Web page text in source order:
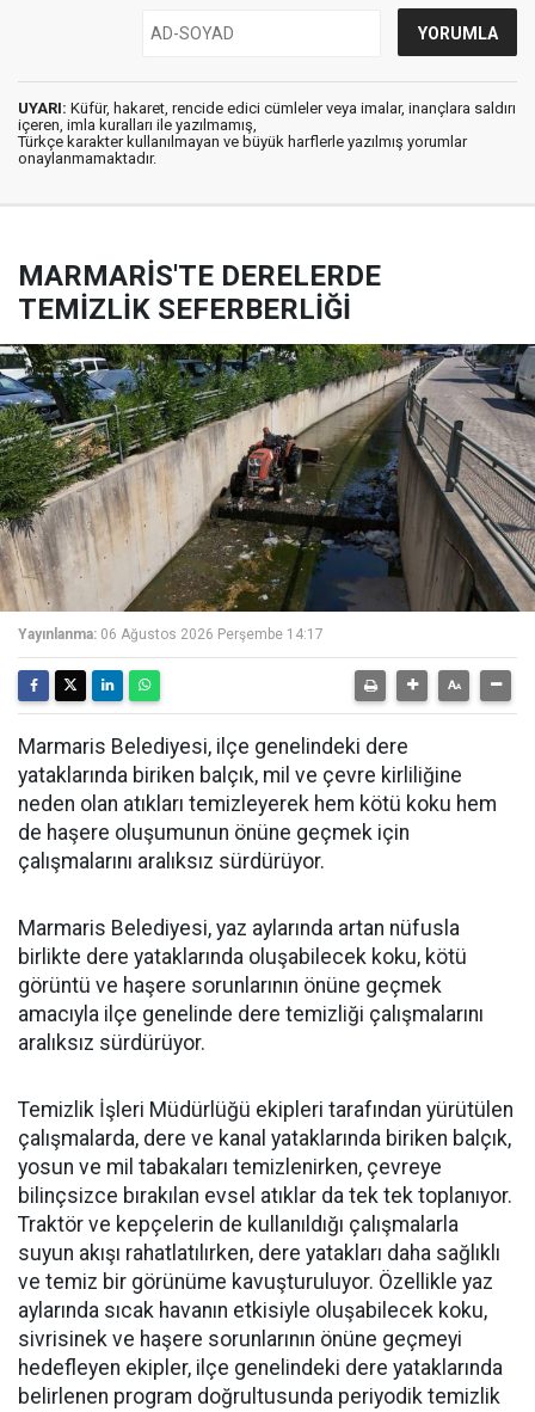
UYARI: Küfür, hakaret, rencide edici cümleler veya imalar, inançlara saldırı
içeren, imla kuralları ile yazılmamış,
Türkçe karakter kullanılmayan ve büyük harflerle yazılmış yorumlar
onaylanmamaktadır.
MARMARİS'TE DERELERDE
TEMİZLİK SEFERBERLİĞİ
Yayınlanma: 06 Ağustos 2026 Perşembe 14:17
Marmaris Belediyesi, ilçe genelindeki dere
yataklarında biriken balçık, mil ve çevre kirliliğine
neden olan atıkları temizleyerek hem kötü koku hem
de haşere oluşumunun önüne geçmek için
çalışmalarını aralıksız sürdürüyor.
Marmaris Belediyesi, yaz aylarında artan nüfusla
birlikte dere yataklarında oluşabilecek koku, kötü
görüntü ve haşere sorunlarının önüne geçmek
amacıyla ilçe genelinde dere temizliği çalışmalarını
aralıksız sürdürüyor.
Temizlik İşleri Müdürlüğü ekipleri tarafından yürütülen
çalışmalarda, dere ve kanal yataklarında biriken balçık,
yosun ve mil tabakaları temizlenirken, çevreye
bilinçsizce bırakılan evsel atıklar da tek tek toplanıyor.
Traktör ve kepçelerin de kullanıldığı çalışmalarla
suyun akışı rahatlatılırken, dere yatakları daha sağlıklı
ve temiz bir görünüme kavuşturuluyor. Özellikle yaz
aylarında sıcak havanın etkisiyle oluşabilecek koku,
sivrisinek ve haşere sorunlarının önüne geçmeyi
hedefleyen ekipler, ilçe genelindeki dere yataklarında
belirlenen program doğrultusunda periyodik temizlik